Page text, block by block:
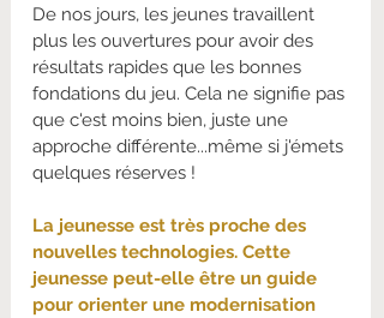
De nos jours, les jeunes travaillent
plus les ouvertures pour avoir des
résultats rapides que les bonnes
fondations du jeu. Cela ne signifie pas
que c'est moins bien, juste une
approche différente...même si j'émets
quelques réserves !
La jeunesse est très proche des
nouvelles technologies. Cette
jeunesse peut-elle être un guide
pour orienter une modernisation